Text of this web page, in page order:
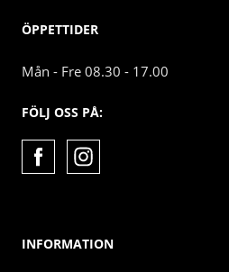
ÖPPETTIDER
Mån - Fre 08.30 - 17.00
FÖLJ OSS PÅ:
INFORMATION